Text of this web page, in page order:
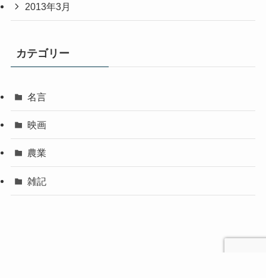
2013年3月
カテゴリー
名言
映画
農業
雑記